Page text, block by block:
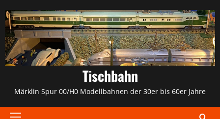
Inhalt
springen
Tischbahn
Märklin Spur 00/H0 Modellbahnen der 30er bis 60er Jahre